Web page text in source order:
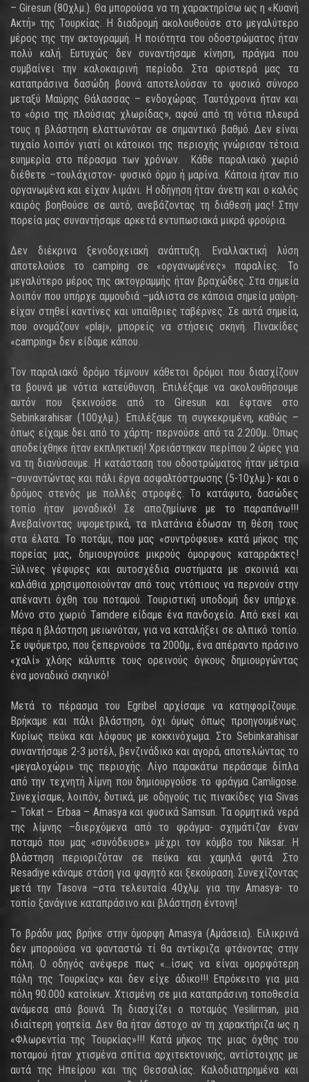
– Giresun (80χλμ.). Θα μπορούσα να τη χαρακτηρίσω ως η «Κυανή
Ακτή» της Τουρκίας. Η διαδρομή ακολουθούσε στο μεγαλύτερο
μέρος της την ακτογραμμή. Η ποιότητα του οδοστρώματος ήταν
πολύ καλή. Ευτυχώς δεν συναντήσαμε κίνηση, πράγμα που
συμβαίνει την καλοκαιρινή περίοδο. Στα αριστερά μας τα
καταπράσινα δασώδη βουνά αποτελούσαν το φυσικό σύνορο
μεταξύ Μαύρης Θάλασσας – ενδοχώρας. Ταυτόχρονα ήταν και
το «όριο της πλούσιας χλωρίδας», αφού από τη νότια πλευρά
τους η βλάστηση ελαττωνόταν σε σημαντικό βαθμό. Δεν είναι
τυχαίο λοιπόν γιατί οι κάτοικοι της περιοχής γνώρισαν τέτοια
ευημερία στο πέρασμα των χρόνων. Κάθε παραλιακό χωριό
διέθετε –τουλάχιστον- φυσικό όρμο ή μαρίνα. Κάποια ήταν πιο
οργανωμένα και είχαν λιμάνι. Η οδήγηση ήταν άνετη και ο καλός
καιρός βοηθούσε σε αυτό, ανεβάζοντας τη διάθεσή μας! Στην
πορεία μας συναντήσαμε αρκετά εντυπωσιακά μικρά φρούρια.
Δεν διέκρινα ξενοδοχειακή ανάπτυξη. Εναλλακτική λύση
αποτελούσε το camping σε «οργανωμένες» παραλίες. Το
μεγαλύτερο μέρος της ακτογραμμής ήταν βραχώδες. Στα σημεία
λοιπόν που υπήρχε αμμουδιά –μάλιστα σε κάποια σημεία μαύρη-
είχαν στηθεί καντίνες και υπαίθριες ταβέρνες. Σε αυτά σημεία,
που ονομάζουν «plaj», μπορείς να στήσεις σκηνή. Πινακίδες
«camping» δεν είδαμε κάπου.
Τον παραλιακό δρόμο τέμνουν κάθετοι δρόμοι που διασχίζουν
τα βουνά με νότια κατεύθυνση. Επιλέξαμε να ακολουθήσουμε
αυτόν που ξεκινούσε από το Giresun και έφτανε στο
Sebinkarahisar (100χλμ.). Επιλέξαμε τη συγκεκριμένη, καθώς –
όπως είχαμε δει από το χάρτη- περνούσε από τα 2.200μ.. Όπως
αποδείχθηκε ήταν εκπληκτική! Χρειάστηκαν περίπου 2 ώρες για
να τη διανύσουμε. Η κατάσταση του οδοστρώματος ήταν μέτρια
–συναντώντας και πάλι έργα ασφαλτόστρωσης (5-10χλμ.)- και ο
δρόμος στενός με πολλές στροφές. Το κατάφυτο, δασώδες
τοπίο ήταν μοναδικό! Σε αποζημίωνε με το παραπάνω!!!
Ανεβαίνοντας υψομετρικά, τα πλατάνια έδωσαν τη θέση τους
στα έλατα. Το ποτάμι, που μας «συντρόφευε» κατά μήκος της
πορείας μας, δημιουργούσε μικρούς όμορφους καταρράκτες!
Ξύλινες γέφυρες και αυτοσχέδια συστήματα με σκοινιά και
καλάθια χρησιμοποιούνταν από τους ντόπιους να περνούν στην
απέναντι όχθη του ποταμού. Τουριστική υποδομή δεν υπήρχε.
Μόνο στο χωριό Tamdere είδαμε ένα πανδοχείο. Από εκεί και
πέρα η βλάστηση μειωνόταν, για να καταλήξει σε αλπικό τοπίο.
Σε υψόμετρο, που ξεπερνούσε τα 2000μ., ένα απέραντο πράσινο
«χαλί» χλόης κάλυπτε τους ορεινούς όγκους δημιουργώντας
ένα μοναδικό σκηνικό!
Μετά το πέρασμα του Egribel αρχίσαμε να κατηφορίζουμε.
Βρήκαμε και πάλι βλάστηση, όχι όμως όπως προηγουμένως.
Κυρίως πεύκα και λόφους με κοκκινόχωμα. Στο Sebinkarahisar
συναντήσαμε 2-3 μοτέλ, βενζινάδικο και αγορά, αποτελώντας το
«μεγαλοχώρι» της περιοχής. Λίγο παρακάτω περάσαμε δίπλα
από την τεχνητή λίμνη που δημιουργούσε το φράγμα Camligose.
Συνεχίσαμε, λοιπόν, δυτικά, με οδηγούς τις πινακίδες για Sivas
– Tokat – Erbaa – Amasya και φυσικά Samsun. Τα ορμητικά νερά
της λίμνης –διερχόμενα από το φράγμα- σχημάτιζαν έναν
ποταμό που μας «συνόδευσε» μέχρι τον κόμβο του Niksar. Η
βλάστηση περιοριζόταν σε πεύκα και χαμηλά φυτά. Στο
Resadiye κάναμε στάση για φαγητό και ξεκούραση. Συνεχίζοντας
μετά την Tasova –στα τελευταία 40χλμ. για την Amasya- το
τοπίο ξανάγινε καταπράσινο και βλάστηση έντονη!
Το βράδυ μας βρήκε στην όμορφη Amasya (Αμάσεια). Ειλικρινά
δεν μπορούσα να φανταστώ τί θα αντίκριζα φτάνοντας στην
πόλη. Ο οδηγός ανέφερε πως «...ίσως να είναι ομορφότερη
πόλη της Τουρκίας» και δεν είχε άδικο!!! Επρόκειτο για μια
πόλη 90.000 κατοίκων. Χτισμένη σε μια καταπράσινη τοποθεσία
ανάμεσα από βουνά. Τη διασχίζει ο ποταμός Yesilirman, μια
ιδιαίτερη γοητεία. Δεν θα ήταν άστοχο αν τη χαρακτήριζα ως η
«Φλωρεντία της Τουρκίας»!!! Κατά μήκος της μιας όχθης του
ποταμού ήταν χτισμένα σπίτια αρχιτεκτονικής, αντίστοιχης με
αυτά της Ηπείρου και της Θεσσαλίας. Καλοδιατηρημένα και